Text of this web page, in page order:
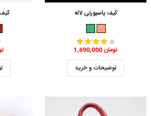
کیف پاسپورتی لاله
1,690,000 تومان
توضیحات و خرید